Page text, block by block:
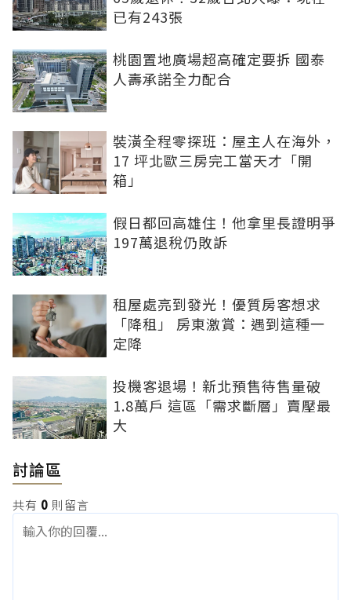
已有243張
桃園置地廣場超高確定要拆 國泰
人壽承諾全力配合
裝潢全程零探班：屋主人在海外，
17 坪北歐三房完工當天才「開
箱」
假日都回高雄住！他拿里長證明爭
197萬退稅仍敗訴
租屋處亮到發光！優質房客想求
「降租」 房東激賞：遇到這種一
定降
投機客退場！新北預售待售量破
1.8萬戶 這區「需求斷層」賣壓最
大
討論區
共有 0 則留言